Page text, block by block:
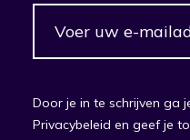
Door je in te schrijven ga
Privacybeleid en geef je